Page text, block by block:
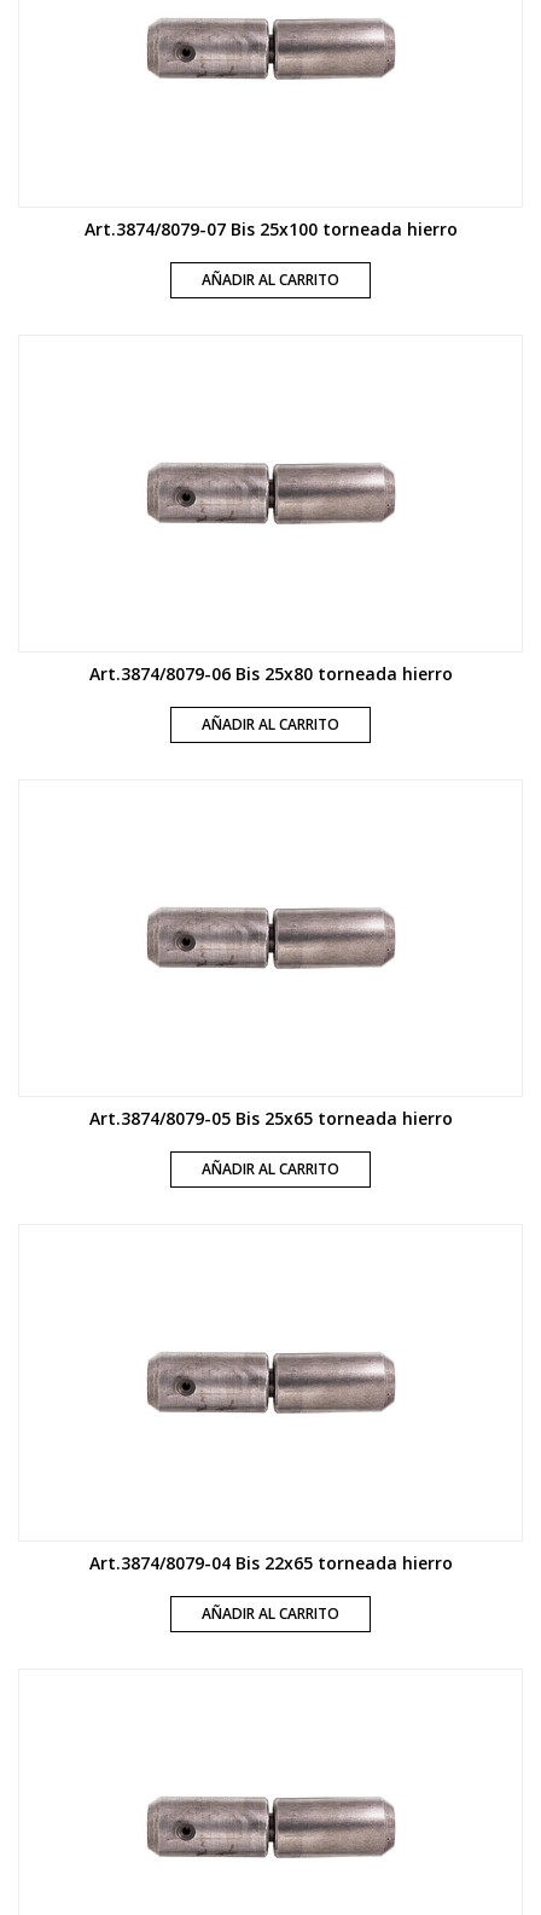
Art.3874/8079-07 Bis 25x100 torneada hierro
AÑADIR AL CARRITO
Art.3874/8079-06 Bis 25x80 torneada hierro
AÑADIR AL CARRITO
Art.3874/8079-05 Bis 25x65 torneada hierro
AÑADIR AL CARRITO
Art.3874/8079-04 Bis 22x65 torneada hierro
AÑADIR AL CARRITO